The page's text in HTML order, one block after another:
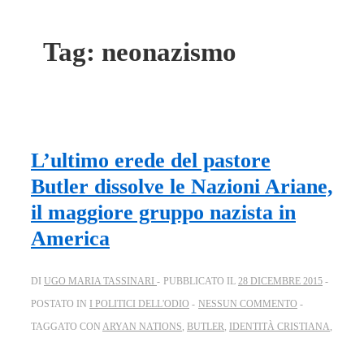
Tag: neonazismo
L’ultimo erede del pastore
Butler dissolve le Nazioni Ariane,
il maggiore gruppo nazista in
America
DI UGO MARIA TASSINARI PUBBLICATO IL 28 DICEMBRE 2015
POSTATO IN
I POLITICI DELL'ODIO
NESSUN COMMENTO
TAGGATO CON ARYAN NATIONS, BUTLER, IDENTITÀ CRISTIANA,